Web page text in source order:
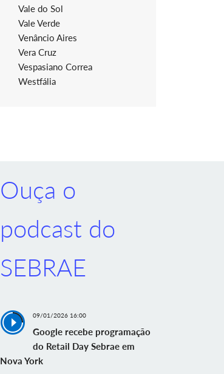
Vale do Sol
Vale Verde
Venâncio Aires
Vera Cruz
Vespasiano Correa
Westfália
Ouça o
podcast do
SEBRAE
09/01/2026 16:00
Google recebe programação
do Retail Day Sebrae em
Nova York